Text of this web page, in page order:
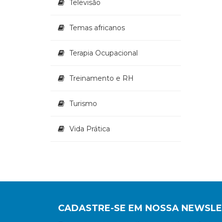
Televisão
Temas africanos
Terapia Ocupacional
Treinamento e RH
Turismo
Vida Prática
CADASTRE-SE EM NOSSA